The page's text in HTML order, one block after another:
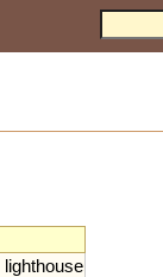
lighthouse